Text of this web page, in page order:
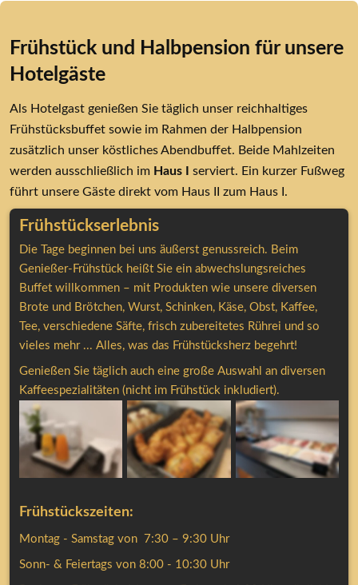
Frühstück und Halbpension für unsere
Hotelgäste
Als Hotelgast genießen Sie täglich unser reichhaltiges
Frühstücksbuffet sowie im Rahmen der Halbpension
zusätzlich unser köstliches Abendbuffet. Beide Mahlzeiten
werden ausschließlich im Haus I serviert. Ein kurzer Fußweg
führt unsere Gäste direkt vom Haus II zum Haus I.
Frühstückserlebnis
Die Tage beginnen bei uns äußerst genussreich. Beim
Genießer-Frühstück heißt Sie ein abwechslungsreiches
Buffet willkommen – mit Produkten wie unsere diversen
Brote und Brötchen, Wurst, Schinken, Käse, Obst, Kaffee,
Tee, verschiedene Säfte, frisch zubereitetes Rührei und so
vieles mehr ... Alles, was das Frühstücksherz begehrt!
Genießen Sie täglich auch eine große Auswahl an diversen
Kaffeespezialitäten (nicht im Frühstück inkludiert).
Frühstückszeiten:
Montag - Samstag von  7:30 – 9:30 Uhr
Sonn- & Feiertags von 8:00 - 10:30 Uhr